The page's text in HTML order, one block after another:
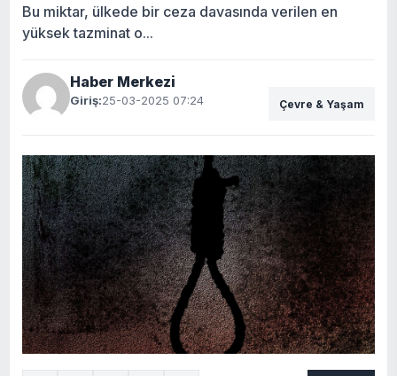
Bu miktar, ülkede bir ceza davasında verilen en
yüksek tazminat o...
Haber Merkezi
Giriş:25-03-2025 07:24 Çevre & Yaşam